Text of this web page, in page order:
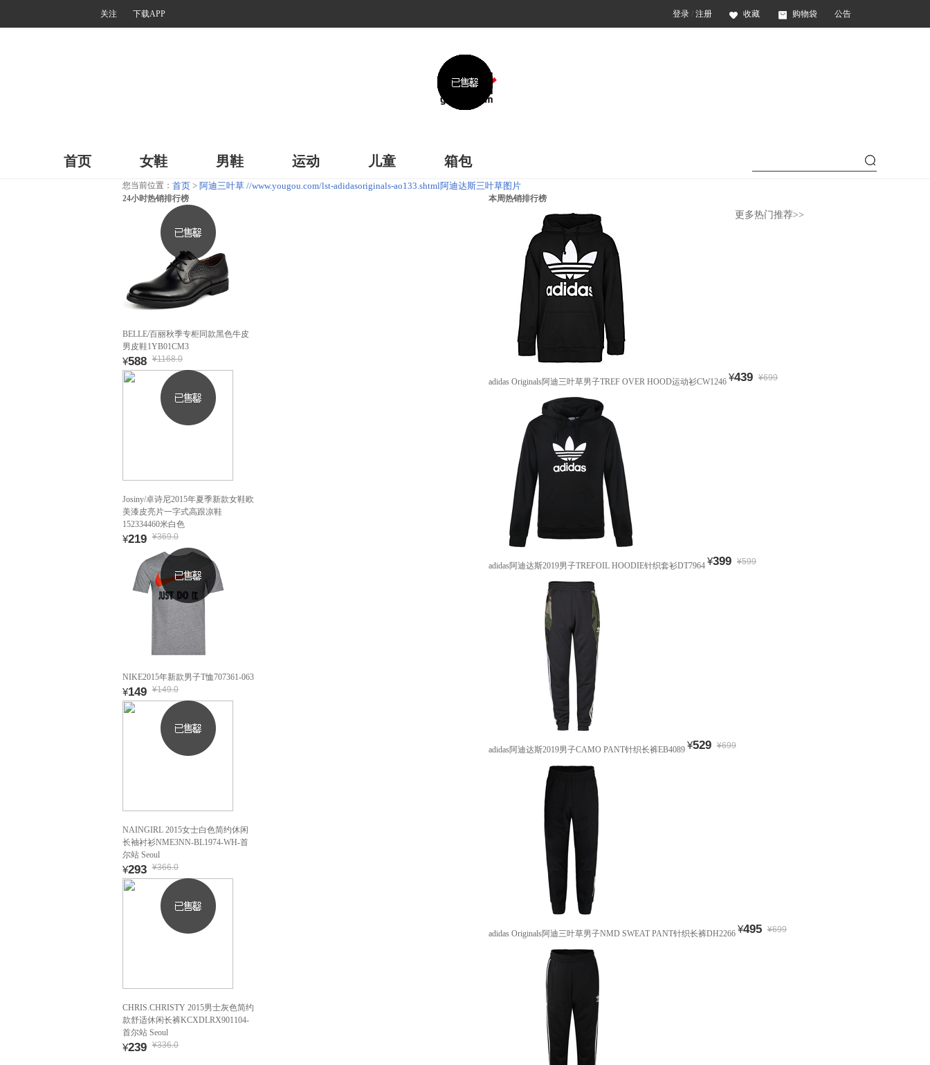
关注 下载APP 登录 / 注册 收藏 购物袋 公告
首页 女鞋 男鞋 运动 儿童 箱包
您当前位置： 首页 > 阿迪三叶草 //www.yougou.com/lst-adidasoriginals-ao133.shtml阿迪达斯三叶草图片
24小时热销排行榜
BELLE/百丽秋季专柜同款黑色牛皮
男皮鞋1YB01CM3
¥588 ¥1168.0
Josiny/卓诗尼2015年夏季新款女鞋欧
美漆皮亮片一字式高跟凉鞋
152334460米白色
¥219 ¥369.0
NIKE2015年新款男子T恤707361-063
¥149 ¥149.0
NAINGIRL 2015女士白色简约休闲
长袖衬衫NME3NN-BL1974-WH-首
尔站 Seoul
¥293 ¥366.0
CHRIS.CHRISTY 2015男士灰色简约
款舒适休闲长裤KCXDLRX901104-
首尔站 Seoul
¥239 ¥336.0
本周热销排行榜
更多热门推荐>>
adidas Originals阿迪三叶草男子TREF OVER HOOD运动衫CW1246 ¥439 ¥699
adidas阿迪达斯2019男子TREFOIL HOODIE针织套衫DT7964 ¥399 ¥599
adidas阿迪达斯2019男子CAMO PANT针织长裤EB4089 ¥529 ¥699
adidas Originals阿迪三叶草男子NMD SWEAT PANT针织长裤DH2266 ¥495 ¥699